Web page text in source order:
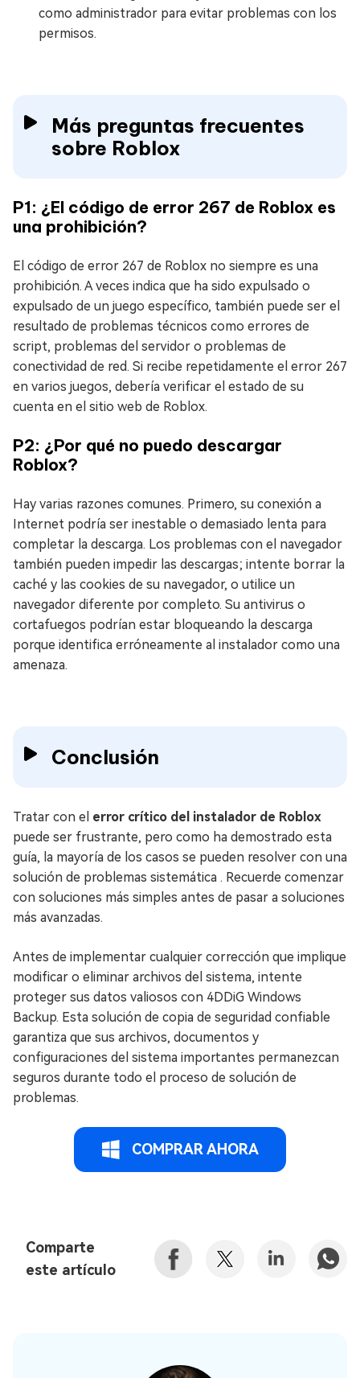
como administrador para evitar problemas con los
permisos.
Más preguntas frecuentes
sobre Roblox
P1: ¿El código de error 267 de Roblox es
una prohibición?
El código de error 267 de Roblox no siempre es una
prohibición. A veces indica que ha sido expulsado o
expulsado de un juego específico, también puede ser el
resultado de problemas técnicos como errores de
script, problemas del servidor o problemas de
conectividad de red. Si recibe repetidamente el error 267
en varios juegos, debería verificar el estado de su
cuenta en el sitio web de Roblox.
P2: ¿Por qué no puedo descargar
Roblox?
Hay varias razones comunes. Primero, su conexión a
Internet podría ser inestable o demasiado lenta para
completar la descarga. Los problemas con el navegador
también pueden impedir las descargas; intente borrar la
caché y las cookies de su navegador, o utilice un
navegador diferente por completo. Su antivirus o
cortafuegos podrían estar bloqueando la descarga
porque identifica erróneamente al instalador como una
amenaza.
Conclusión
Tratar con el error crítico del instalador de Roblox
puede ser frustrante, pero como ha demostrado esta
guía, la mayoría de los casos se pueden resolver con una
solución de problemas sistemática . Recuerde comenzar
con soluciones más simples antes de pasar a soluciones
más avanzadas.
Antes de implementar cualquier corrección que implique
modificar o eliminar archivos del sistema, intente
proteger sus datos valiosos con 4DDiG Windows
Backup. Esta solución de copia de seguridad confiable
garantiza que sus archivos, documentos y
configuraciones del sistema importantes permanezcan
seguros durante todo el proceso de solución de
problemas.
COMPRAR AHORA
Comparte
este artículo